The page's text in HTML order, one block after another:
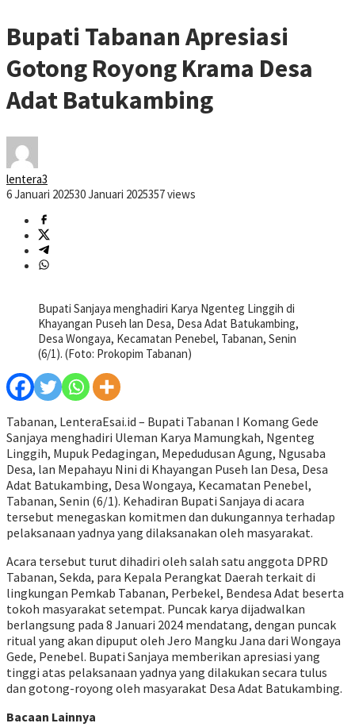
Bupati Tabanan Apresiasi
Gotong Royong Krama Desa
Adat Batukambing
lentera3
6 Januari 202530 Januari 2025357 views
Bupati Sanjaya menghadiri Karya Ngenteg Linggih di
Khayangan Puseh lan Desa, Desa Adat Batukambing,
Desa Wongaya, Kecamatan Penebel, Tabanan, Senin
(6/1). (Foto: Prokopim Tabanan)
Tabanan, LenteraEsai.id – Bupati Tabanan I Komang Gede
Sanjaya menghadiri Uleman Karya Mamungkah, Ngenteg
Linggih, Mupuk Pedagingan, Mepedudusan Agung, Ngusaba
Desa, lan Mepahayu Nini di Khayangan Puseh lan Desa, Desa
Adat Batukambing, Desa Wongaya, Kecamatan Penebel,
Tabanan, Senin (6/1). Kehadiran Bupati Sanjaya di acara
tersebut menegaskan komitmen dan dukungannya terhadap
pelaksanaan yadnya yang dilaksanakan oleh masyarakat.
Acara tersebut turut dihadiri oleh salah satu anggota DPRD
Tabanan, Sekda, para Kepala Perangkat Daerah terkait di
lingkungan Pemkab Tabanan, Perbekel, Bendesa Adat beserta
tokoh masyarakat setempat. Puncak karya dijadwalkan
berlangsung pada 8 Januari 2024 mendatang, dengan puncak
ritual yang akan dipuput oleh Jero Mangku Jana dari Wongaya
Gede, Penebel. Bupati Sanjaya memberikan apresiasi yang
tinggi atas pelaksanaan yadnya yang dilakukan secara tulus
dan gotong-royong oleh masyarakat Desa Adat Batukambing.
Bacaan Lainnya